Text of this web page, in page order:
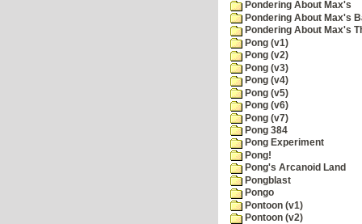
Pondering About Max's
Pondering About Max's
Pondering About Max's
Pong (v1)
Pong (v2)
Pong (v3)
Pong (v4)
Pong (v5)
Pong (v6)
Pong (v7)
Pong 384
Pong Experiment
Pong!
Pong's Arcanoid Land
Pongblast
Pongo
Pontoon (v1)
Pontoon (v2)